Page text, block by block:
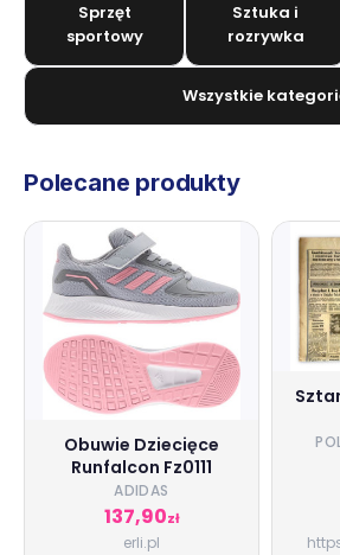
Sprzęt
sportowy
Sztuka i
rozrywka
Wszystkie
Polecane produkty
Obuwie Dziecięce
Runfalcon Fz0111
ADIDAS
137,90zł
erli.pl